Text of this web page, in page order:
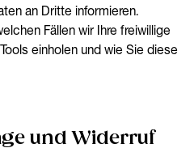
an Dritte informieren.
Fällen wir Ihre freiwillige
einholen und wie Sie diese
und Widerruf